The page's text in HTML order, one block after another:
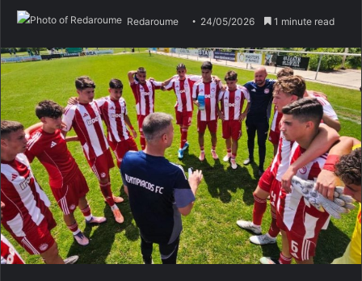
Redaroume 24/05/2026 1 minute read